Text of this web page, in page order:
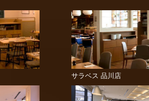
サラベス 品川店